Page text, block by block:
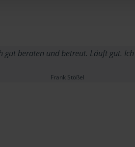
gut beraten und betreut. Läuft gut.
Frank Stößel